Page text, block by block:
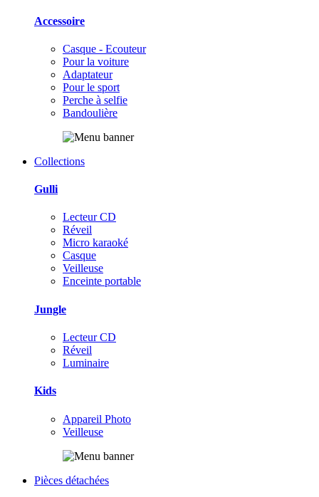
Accessoire
Casque - Ecouteur
Pour la voiture
Adaptateur
Pour le sport
Perche à selfie
Bandoulière
Collections
Gulli
Lecteur CD
Réveil
Micro karaoké
Casque
Veilleuse
Enceinte portable
Jungle
Lecteur CD
Réveil
Luminaire
Kids
Appareil Photo
Veilleuse
Pièces détachées